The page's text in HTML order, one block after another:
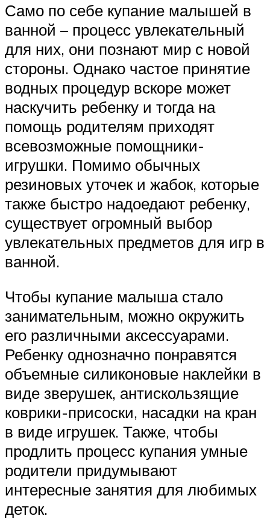
Само по себе купание малышей в
ванной – процесс увлекательный
для них, они познают мир с новой
стороны. Однако частое принятие
водных процедур вскоре может
наскучить ребенку и тогда на
помощь родителям приходят
всевозможные помощники-
игрушки. Помимо обычных
резиновых уточек и жабок, которые
также быстро надоедают ребенку,
существует огромный выбор
увлекательных предметов для игр в
ванной.
Чтобы купание малыша стало
занимательным, можно окружить
его различными аксессуарами.
Ребенку однозначно понравятся
объемные силиконовые наклейки в
виде зверушек, антискользящие
коврики-присоски, насадки на кран
в виде игрушек. Также, чтобы
продлить процесс купания умные
родители придумывают
интересные занятия для любимых
деток.